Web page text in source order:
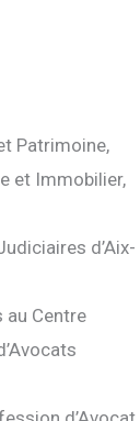
Patrimoine,
et Immobilier,
d’Aix-
au Centre